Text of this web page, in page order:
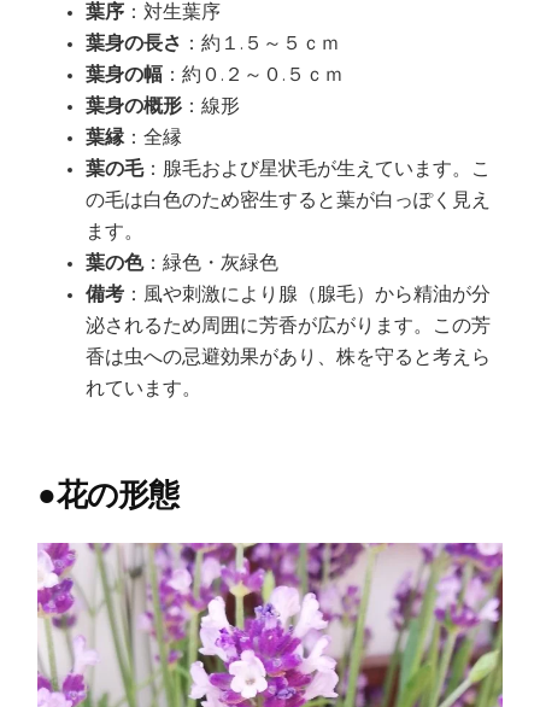
葉序 ：対生葉序
葉身の長さ ：約１.５～５ｃｍ
葉身の幅 ：約０.２～０.５ｃｍ
葉身の概形 ：線形
葉縁 ：全縁
葉の毛：腺毛および星状毛が生えています。こ
の毛は白色のため密生すると葉が白っぽく見え
ます。
葉の色：緑色・灰緑色
備考 ：風や刺激により腺（腺毛）から精油が分
泌されるため周囲に芳香が広がります。この芳
香は虫への忌避効果があり、株を守ると考えら
れています。
●花の形態